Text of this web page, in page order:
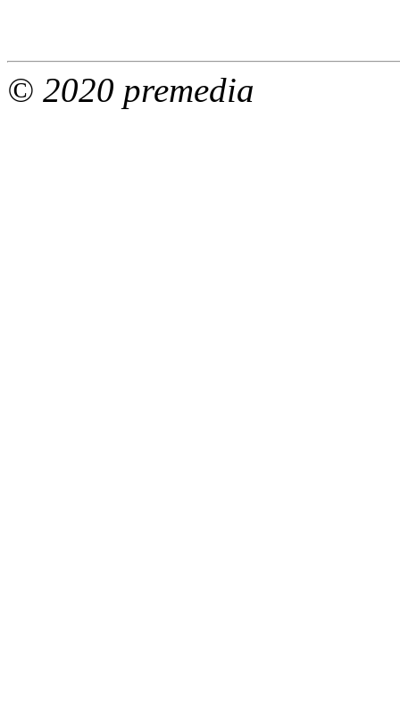
© 2020 premedia